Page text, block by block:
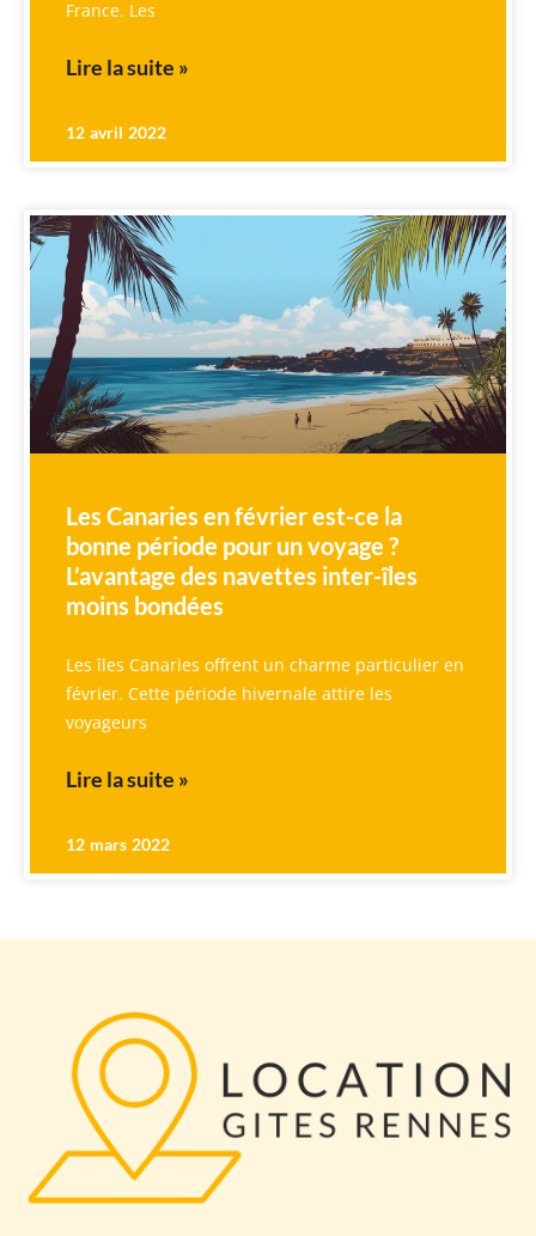
France. Les
Lire la suite »
12 avril 2022
Les Canaries en février est-ce la
bonne période pour un voyage ?
L’avantage des navettes inter-îles
moins bondées
Les îles Canaries offrent un charme particulier en
février. Cette période hivernale attire les
voyageurs
Lire la suite »
12 mars 2022